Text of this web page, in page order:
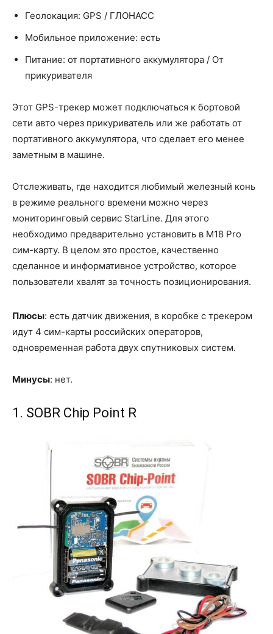
Геолокация: GPS / ГЛОНАСС
Мобильное приложение: есть
Питание: от портативного аккумулятора / От
прикуривателя
Этот GPS-трекер может подключаться к бортовой
сети авто через прикуриватель или же работать от
портативного аккумулятора, что сделает его менее
заметным в машине.
Отслеживать, где находится любимый железный конь
в режиме реального времени можно через
мониторинговый сервис StarLine. Для этого
необходимо предварительно установить в M18 Pro
сим-карту. В целом это простое, качественно
сделанное и информативное устройство, которое
пользователи хвалят за точность позиционирования.
Плюсы: есть датчик движения, в коробке с трекером
идут 4 сим-карты российских операторов,
одновременная работа двух спутниковых систем.
Минусы: нет.
1. SOBR Chip Point R